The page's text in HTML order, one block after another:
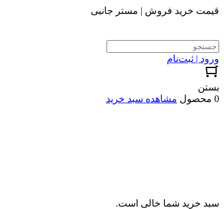
قیمت خرید فروش | مستر جانبی
ورود | ثبت‌نام
بستن
0 محصول
مشاهده سبد خرید
سبد خرید شما خالی است.